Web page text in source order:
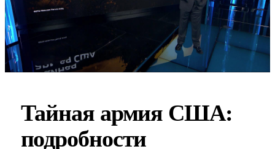
Тайная армия США:
подробности